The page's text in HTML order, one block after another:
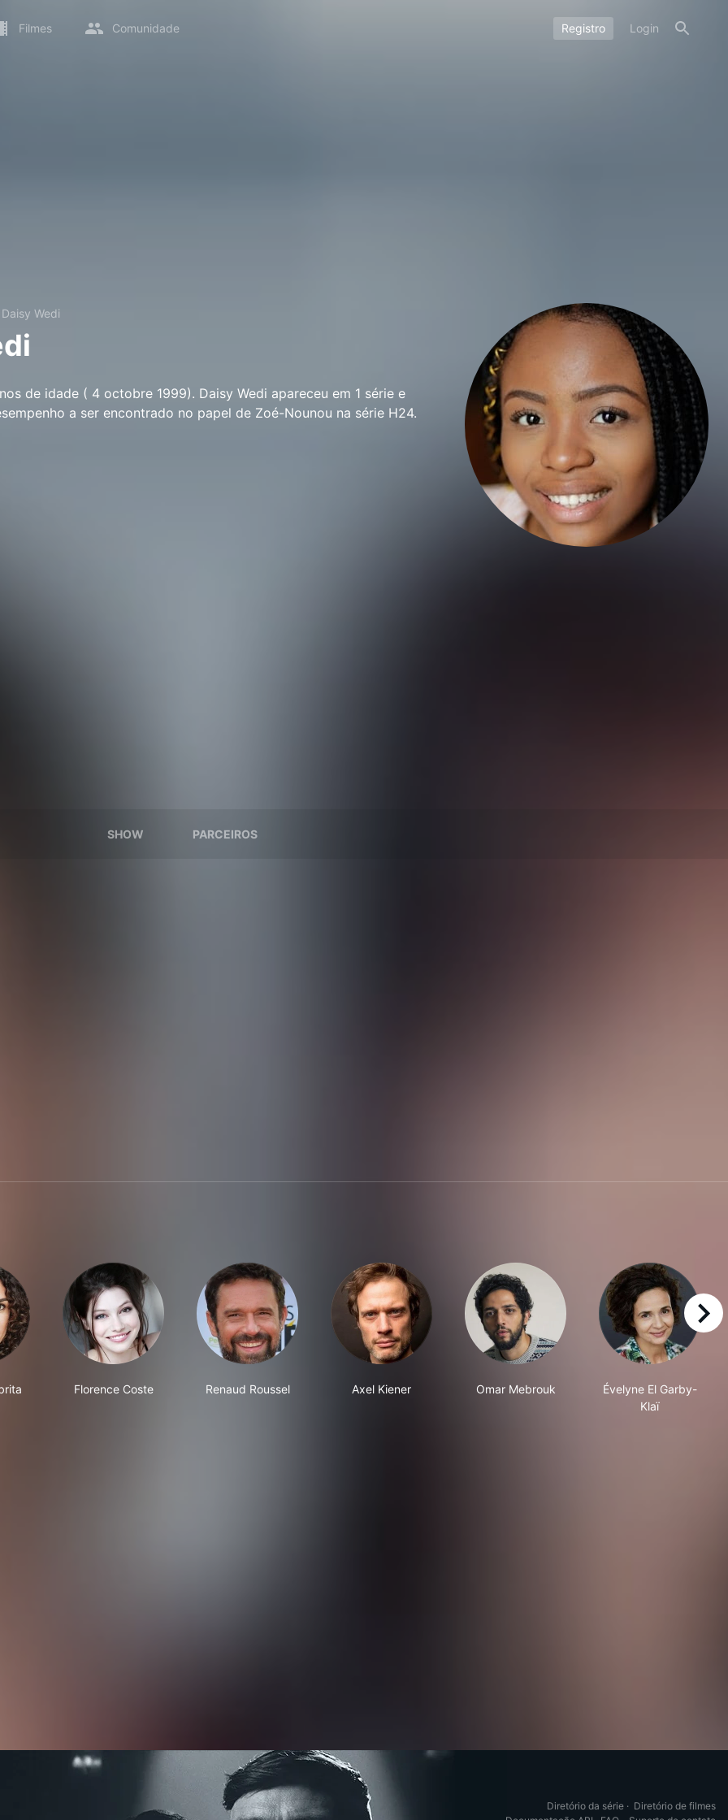
Filmes Comunidade Registro Login
Daisy Wedi
de idade ( 4 octobre 1999). Daisy Wedi apareceu em 1 série e
a ser encontrado no papel de Zoé-Nounou na série H24.
SHOW PARCEIROS
Florence Coste Renaud Roussel Axel Kiener Omar Mebrouk
Évelyne El Garby-
Klaï
right
Diretório da série · Diretório de filmes